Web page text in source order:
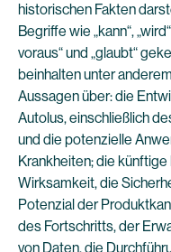
historischen Fakten
Begriffe wie „kann“,
voraus“ und „glaubt“
beinhalten unter
Aussagen über: die
Autolus, einschließlich
und die potenzielle
Krankheiten; die
Wirksamkeit, die
Potenzial der
des Fortschritts, der
von Daten, die